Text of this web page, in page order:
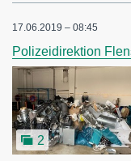
17.06.2019 – 08:45
Polizeidirektion
2